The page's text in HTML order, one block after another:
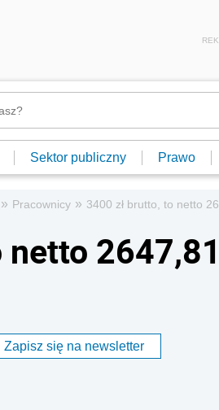
Sektor publiczny Prawo
» Pracownicy » 3400 zł brutto, to netto
Zapisz się na newsletter